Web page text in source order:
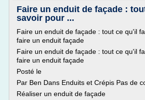
Faire un enduit de façade :
savoir pour ...
Faire un enduit de façade : tout ce qu'il
faire un enduit façade
Faire un enduit de façade : tout ce qu'il
faire un enduit façade
Posté le
Par Ben Dans Enduits et Crépis Pas de
Réaliser un enduit de façade